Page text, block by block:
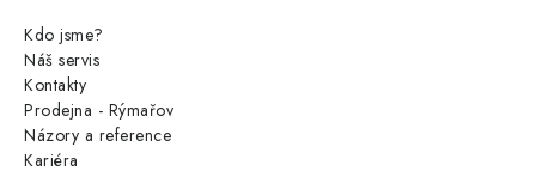
Kdo jsme?
Náš servis
Kontakty
Prodejna - Rýmařov
Názory a reference
Kariéra